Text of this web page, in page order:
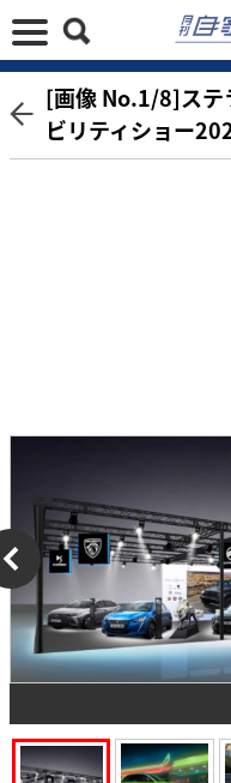
[画像 No.1/8]ステ
ビリティショー